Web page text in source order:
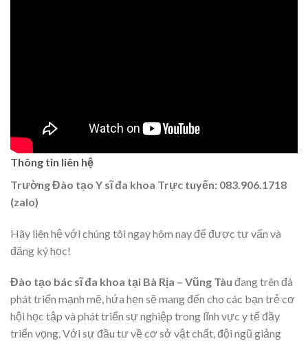
Thông tin liên hệ
Trường Đào tạo Y sĩ đa khoa Trực tuyến: 083.906.1718
(zalo)
Hãy liên hệ với chúng tôi ngay hôm nay để được tư vấn và
đăng ký học!
Đào tạo bác sĩ đa khoa tại Bà Rịa – Vũng Tàu đang trên đà
phát triển mạnh mẽ, hứa hẹn sẽ mang đến cho các bạn trẻ cơ
hội học tập và phát triển sự nghiệp trong lĩnh vực y tế đầy
triển vọng. Với sự đầu tư về cơ sở vật chất, đội ngũ giảng